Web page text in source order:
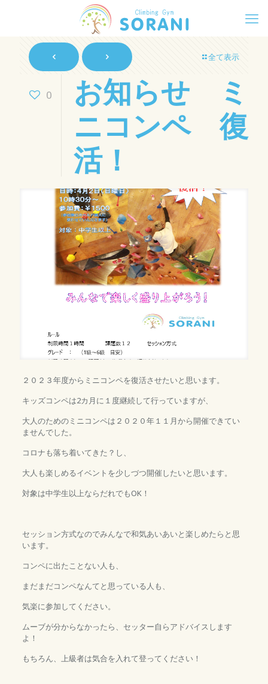
全て表示
0
お知らせ ミ
ニコンペ 復
活！
２０２３年度からミニコンペを復活させたいと思います。
キッズコンペは2カ月に１度継続して行っていますが、
大人のためのミニコンペは２０２０年１１月から開催できてい
ませんでした。
コロナも落ち着いてきた？し、
大人も楽しめるイベントを少しづつ開催したいと思います。
対象は中学生以上ならだれでもOK！
セッション方式なのでみんなで和気あいあいと楽しめたらと思
います。
コンペに出たことない人も、
まだまだコンペなんてと思っている人も、
気楽に参加してください。
ムーブが分からなかったら、セッター自らアドバイスします
よ！
もちろん、上級者は気合を入れて登ってください！